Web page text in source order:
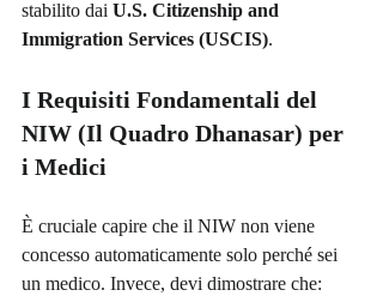
stabilito dai U.S. Citizenship and
Immigration Services (USCIS).
I Requisiti Fondamentali del
NIW (Il Quadro Dhanasar) per
i Medici
È cruciale capire che il NIW non viene
concesso automaticamente solo perché sei
un medico. Invece, devi dimostrare che: